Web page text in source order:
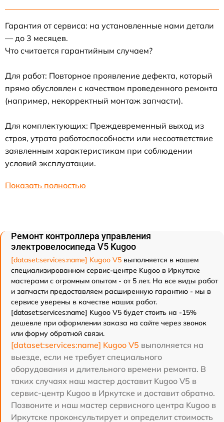
Гарантия от сервиса: на установленные нами детали
— до 3 месяцев.
Что считается гарантийным случаем?
Для работ: Повторное проявление дефекта, который
прямо обусловлен с качеством проведенного ремонта
(например, некорректный монтаж запчасти).
Для комплектующих: Преждевременный выход из
строя, утрата работоспособности или несоответствие
заявленным характеристикам при соблюдении
условий эксплуатации.
Показать полностью
Ремонт контроллера управления
электровелосипеда V5 Kugoo
[dataset:services:name] Kugoo V5 выполняется в нашем
специализированном сервис-центре Kugoo в Иркутске
мастерами с огромным опытом - от 5 лет. На все виды работ
и запчасти предоставляем расширенную гарантию - мы в
сервисе уверены в качестве наших работ.
[dataset:services:name] Kugoo V5 будет стоить на -15%
дешевле при оформлении заказа на сайте через звонок
или форму обратной связи.
[dataset:services:name] Kugoo V5 выполняется на
выезде, если не требует специального
оборудования и длительного времени ремонта. В
таких случаях наш мастер доставит Kugoo V5 в
сервис-центр Kugoo в Иркутске и доставит обратно.
Позвоните и наш мастер сервисного центра Kugoo в
Иркутске проконсультирует и определит стоимость